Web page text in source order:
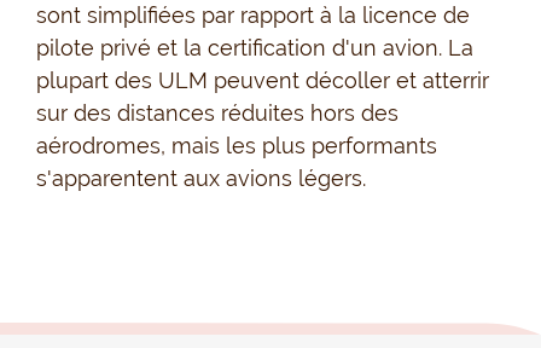
sont simplifiées par rapport à la licence de
pilote privé et la certification d'un avion. La
plupart des ULM peuvent décoller et atterrir
sur des distances réduites hors des
aérodromes, mais les plus performants
s'apparentent aux avions légers.